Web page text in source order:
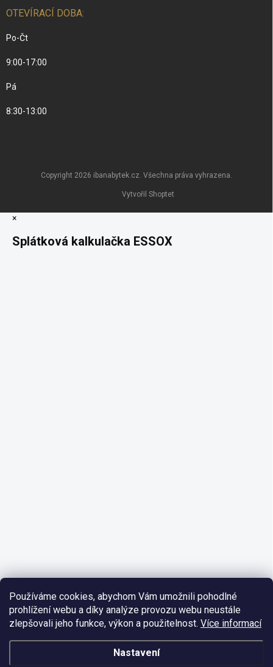
Používáme cookies, abychom Vám umožnili pohodlné
prohlížení webu a díky analýze provozu webu neustále
zlepšovali jeho funkce, výkon a použitelnost. Více informací
Nastavení
OTEVÍRACÍ DOBA:
Po-Čt
9:00-17:00
Pá
8:30-13:00
Vytvořil Shoptet
Copyright 2026 ibanabytek.cz. Všechna práva vyhrazena.
×
Splátková kalkulačka ESSOX